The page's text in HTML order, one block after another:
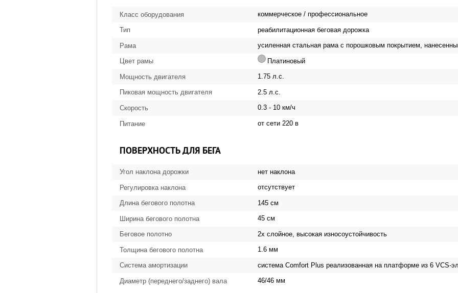
Класс оборудования коммерческое / профессиональное
Тип реабилитационная беговая дорожка
Рама усиленная стальная рама с порошковым покрытием,
Цвет рамы Платиновый
Мощность двигателя 1.75 л.с.
Пиковая мощность двигателя 2.5 л.с.
Скорость 0.3 - 10 км/ч
Питание от сети 220 в
ПОВЕРХНОСТЬ ДЛЯ БЕГА
Угол наклона дорожки нет наклона
Регулировка наклона отсутствует
Длина бегового полотна 145 см
Ширина бегового полотна 45 см
Беговое полотно 2х слойное, высокая износоустойчивость
Толщина бегового полотна 1.6 мм
Система амортизации система Comfort Plus реализованная на платформе из 6 VCS-
Диаметр (переднего/заднего) вала 46/46 мм